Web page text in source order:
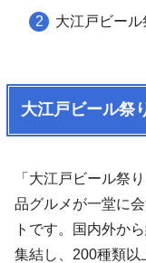
大江戸ビー
大江戸ビール祭
「大江戸ビール祭
品グルメが一堂に
トです。国内外か
集結し、200種類以